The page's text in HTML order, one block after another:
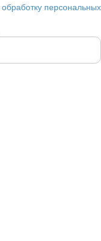
обработку персональных